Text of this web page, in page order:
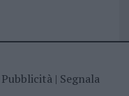
Pubblicità| Segnala